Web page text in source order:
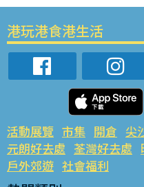
港玩港食港生活
活動展覽 市集 開倉 尖
元朗好去處 荃灣好去處
戶外郊遊 社會福利